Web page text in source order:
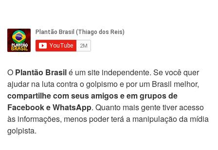
O Plantão Brasilé um site independente. Se você quer
ajudar na luta contra o golpismo e por um Brasil melhor,
compartilhe com seus amigos e em grupos de
Facebook e WhatsApp. Quanto mais gente tiver acesso
às informações, menos poder terá a manipulação da mídia
golpista.